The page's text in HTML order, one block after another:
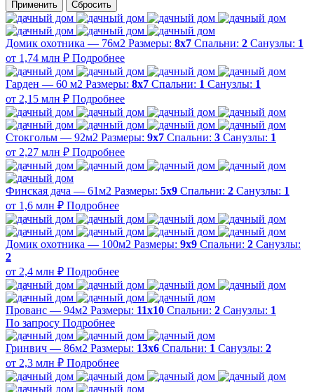
Применить Сбросить
Домик охотника — 76м2 Размеры: 8х7 Спальни: 2 Санузлы: 1
от 1,74 млн ₽ Подробнее
Гарден — 60 м2 Размеры: 8х7 Спальни: 1 Санузлы: 1
от 2,15 млн ₽ Подробнее
Стокгольм — 92м2 Размеры: 9х7 Спальни: 3 Санузлы: 1
от 2,27 млн ₽ Подробнее
Финская дача — 61м2 Размеры: 5х9 Спальни: 2 Санузлы: 1
от 1,6 млн ₽ Подробнее
Домик охотника — 100м2 Размеры: 9х9 Спальни: 2 Санузлы:
2
от 2,4 млн ₽ Подробнее
Прованс — 94м2 Размеры: 11х10 Спальни: 2 Санузлы: 1
По запросу Подробнее
Гринвич — 86м2 Размеры: 13х6 Спальни: 1 Санузлы: 2
от 2,3 млн ₽ Подробнее